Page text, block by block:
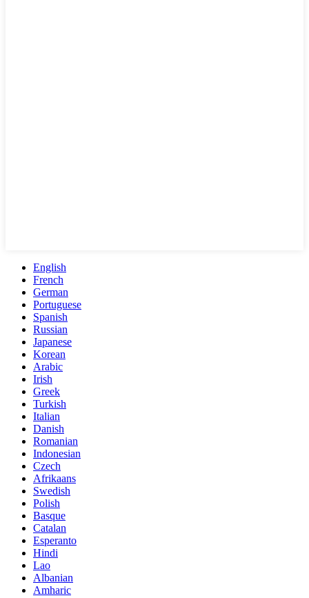
English
French
German
Portuguese
Spanish
Russian
Japanese
Korean
Arabic
Irish
Greek
Turkish
Italian
Danish
Romanian
Indonesian
Czech
Afrikaans
Swedish
Polish
Basque
Catalan
Esperanto
Hindi
Lao
Albanian
Amharic